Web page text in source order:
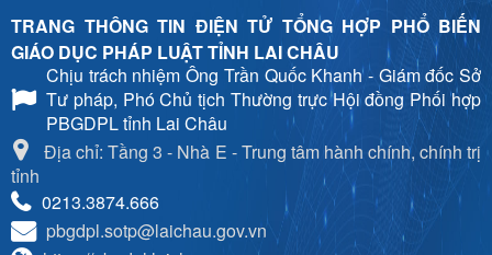
TRANG THÔNG TIN ĐIỆN TỬ TỔNG HỢP PHỔ BIẾN
GIÁO DỤC PHÁP LUẬT TỈNH LAI CHÂU
Chịu trách nhiệmÔng Trần Quốc Khanh - Giám đốc Sở
Tư pháp, Phó Chủ tịch Thường trực Hội đồng Phối hợp
PBGDPL tỉnh Lai Châu
Địa chỉ: Tầng 3 - Nhà E - Trung tâm hành chính, chính trị
tỉnh
0213.3874.666
pbgdpl.sotp@laichau.gov.vn